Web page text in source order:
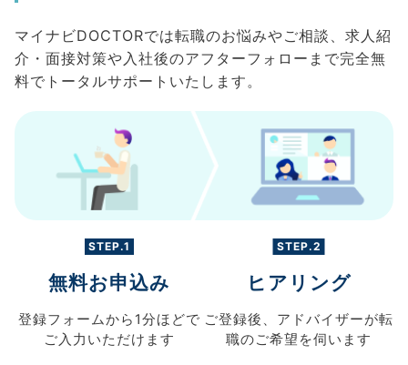
マイナビDOCTORでは転職のお悩みやご相談、求人紹
介・面接対策や入社後のアフターフォローまで完全無
料でトータルサポートいたします。
STEP.1
無料お申込み
登録フォームから 1分ほどで
ご入力 いただけます
STEP.2
ヒアリング
ご登録後、 アドバイザーが転
職のご希望を伺います